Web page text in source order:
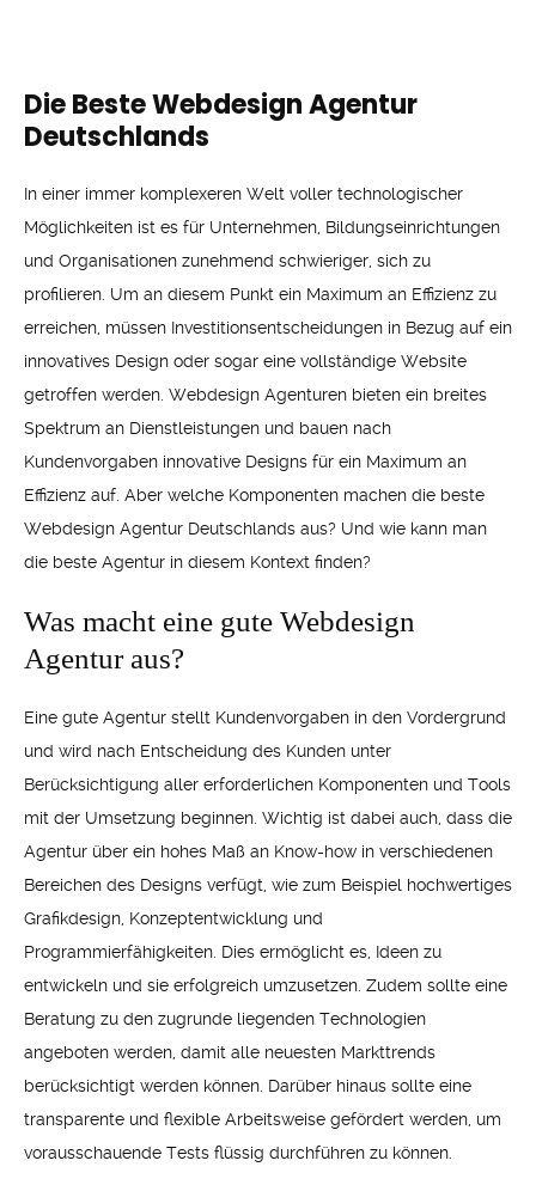
Die Beste Webdesign Agentur
Deutschlands
In einer immer komplexeren Welt voller technologischer
Möglichkeiten ist es für Unternehmen, Bildungseinrichtungen
und Organisationen zunehmend schwieriger, sich zu
profilieren. Um an diesem Punkt ein Maximum an Effizienz zu
erreichen, müssen Investitionsentscheidungen in Bezug auf ein
innovatives Design oder sogar eine vollständige Website
getroffen werden. Webdesign Agenturen bieten ein breites
Spektrum an Dienstleistungen und bauen nach
Kundenvorgaben innovative Designs für ein Maximum an
Effizienz auf. Aber welche Komponenten machen die beste
Webdesign Agentur Deutschlands aus? Und wie kann man
die beste Agentur in diesem Kontext finden?
Was macht eine gute Webdesign
Agentur aus?
Eine gute Agentur stellt Kundenvorgaben in den Vordergrund
und wird nach Entscheidung des Kunden unter
Berücksichtigung aller erforderlichen Komponenten und Tools
mit der Umsetzung beginnen. Wichtig ist dabei auch, dass die
Agentur über ein hohes Maß an Know-how in verschiedenen
Bereichen des Designs verfügt, wie zum Beispiel hochwertiges
Grafikdesign, Konzeptentwicklung und
Programmierfähigkeiten. Dies ermöglicht es, Ideen zu
entwickeln und sie erfolgreich umzusetzen. Zudem sollte eine
Beratung zu den zugrunde liegenden Technologien
angeboten werden, damit alle neuesten Markttrends
berücksichtigt werden können. Darüber hinaus sollte eine
transparente und flexible Arbeitsweise gefördert werden, um
vorausschauende Tests flüssig durchführen zu können.